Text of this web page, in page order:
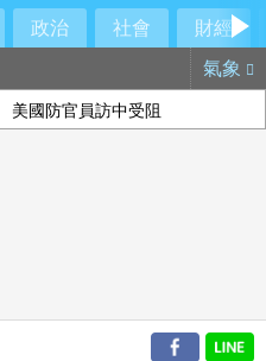
政治 社會
財經
氣象
國防官員訪中受阻